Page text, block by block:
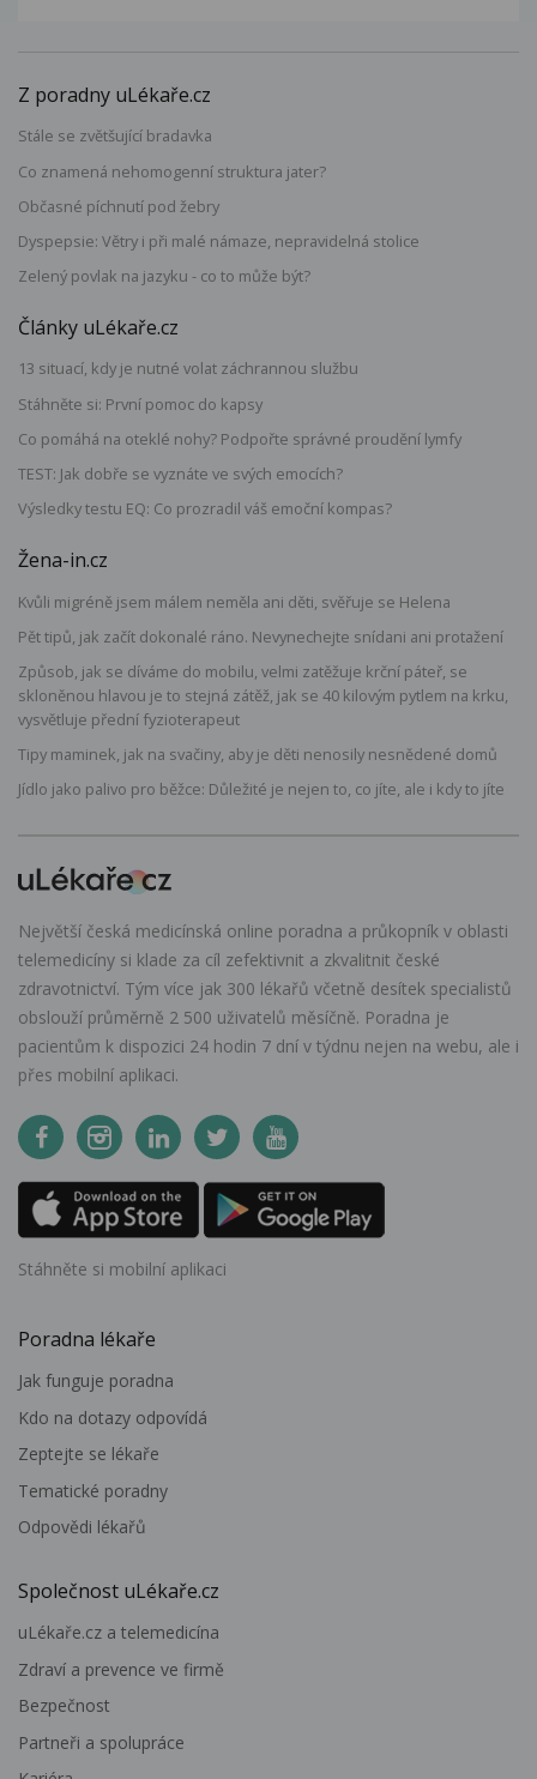
Z poradny uLékaře.cz
Stále se zvětšující bradavka
Co znamená nehomogenní struktura jater?
Občasné píchnutí pod žebry
Dyspepsie: Větry i při malé námaze, nepravidelná stolice
Zelený povlak na jazyku - co to může být?
Články uLékaře.cz
13 situací, kdy je nutné volat záchrannou službu
Stáhněte si: První pomoc do kapsy
Co pomáhá na oteklé nohy? Podpořte správné proudění lymfy
TEST: Jak dobře se vyznáte ve svých emocích?
Výsledky testu EQ: Co prozradil váš emoční kompas?
Žena-in.cz
Kvůli migréně jsem málem neměla ani děti, svěřuje se Helena
Pět tipů, jak začít dokonalé ráno. Nevynechejte snídani ani protažení
Způsob, jak se díváme do mobilu, velmi zatěžuje krční páteř, se
skloněnou hlavou je to stejná zátěž, jak se 40 kilovým pytlem na krku,
vysvětluje přední fyzioterapeut
Tipy maminek, jak na svačiny, aby je děti nenosily nesnědené domů
Jídlo jako palivo pro běžce: Důležité je nejen to, co jíte, ale i kdy to jíte
Největší česká medicínská online poradna a průkopník v oblasti
telemedicíny si klade za cíl zefektivnit a zkvalitnit české
zdravotnictví. Tým více jak 300 lékařů včetně desítek specialistů
obslouží průměrně 2 500 uživatelů měsíčně. Poradna je
pacientům k dispozici 24 hodin 7 dní v týdnu nejen na webu, ale i
přes mobilní aplikaci.
Stáhněte si mobilní aplikaci
Poradna lékaře
Jak funguje poradna
Kdo na dotazy odpovídá
Zeptejte se lékaře
Tematické poradny
Odpovědi lékařů
Společnost uLékaře.cz
uLékaře.cz a telemedicína
Zdraví a prevence ve firmě
Bezpečnost
Partneři a spolupráce